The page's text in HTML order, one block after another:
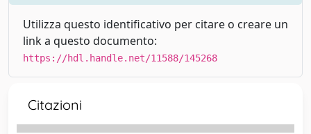
Utilizza questo identificativo per citare o creare un
link a questo documento:
https://hdl.handle.net/11588/145268
Citazioni